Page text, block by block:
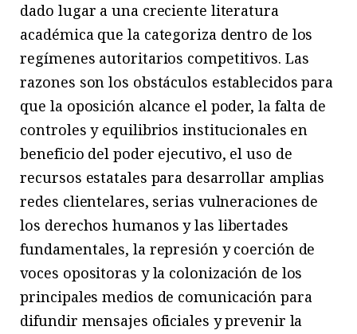
dado lugar a una creciente literatura
académica que la categoriza dentro de los
regímenes autoritarios competitivos. Las
razones son los obstáculos establecidos para
que la oposición alcance el poder, la falta de
controles y equilibrios institucionales en
beneficio del poder ejecutivo, el uso de
recursos estatales para desarrollar amplias
redes clientelares, serias vulneraciones de
los derechos humanos y las libertades
fundamentales, la represión y coerción de
voces opositoras y la colonización de los
principales medios de comunicación para
difundir mensajes oficiales y prevenir la